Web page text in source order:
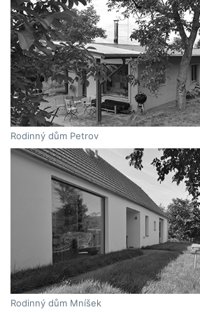
Rodinný dům Petrov
Rodinný dům Mníšek